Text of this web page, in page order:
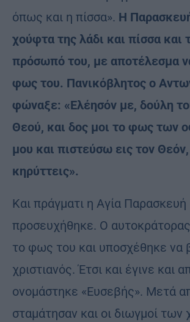
όπως και η πίσσα». Η
χούφτα της λάδι και πίσσα και
πρόσωπό του, με αποτέλεσμα
φως του. Πανικόβλητος ο
φώναξε: «Ελέησόν με, δούλη
Θεού, και δος μοι το φως των
μου και πιστεύσω εις τον
κηρύττεις».
Και πράγματι η Αγία Παρασκευή
προσευχήθηκε. Ο
το φως του και υποσχέθηκε να
χριστιανός. Έτσι και έγινε και
ονομάστηκε «Ευσεβής». Μετά
σταμάτησαν και οι διωγμοί των